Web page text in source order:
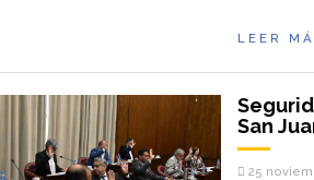
LEER
San
25